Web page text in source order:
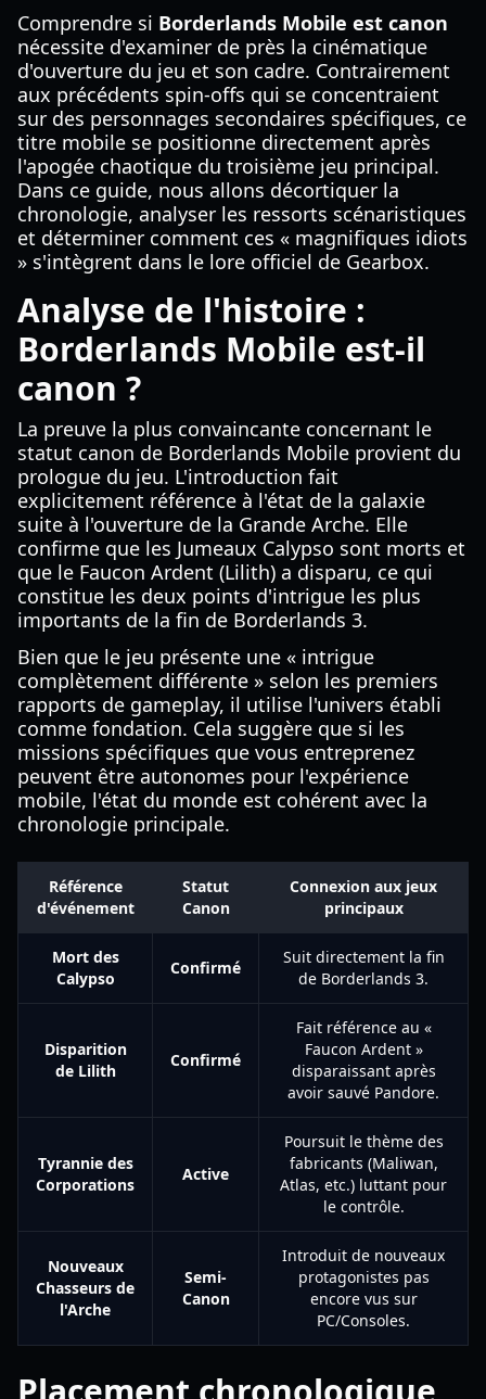
Comprendre si Borderlands Mobile est canon
nécessite d'examiner de près la cinématique
d'ouverture du jeu et son cadre. Contrairement
aux précédents spin-offs qui se concentraient
sur des personnages secondaires spécifiques, ce
titre mobile se positionne directement après
l'apogée chaotique du troisième jeu principal.
Dans ce guide, nous allons décortiquer la
chronologie, analyser les ressorts scénaristiques
et déterminer comment ces « magnifiques idiots
» s'intègrent dans le lore officiel de Gearbox.
Analyse de l'histoire :
Borderlands Mobile est-il
canon ?
La preuve la plus convaincante concernant le
statut canon de Borderlands Mobile provient du
prologue du jeu. L'introduction fait
explicitement référence à l'état de la galaxie
suite à l'ouverture de la Grande Arche. Elle
confirme que les Jumeaux Calypso sont morts et
que le Faucon Ardent (Lilith) a disparu, ce qui
constitue les deux points d'intrigue les plus
importants de la fin de Borderlands 3.
Bien que le jeu présente une « intrigue
complètement différente » selon les premiers
rapports de gameplay, il utilise l'univers établi
comme fondation. Cela suggère que si les
missions spécifiques que vous entreprenez
peuvent être autonomes pour l'expérience
mobile, l'état du monde est cohérent avec la
chronologie principale.
Référence
d'événement
Statut
Canon
Connexion aux jeux
principaux
Mort des
Calypso
Confirmé
Suit directement la fin
de Borderlands 3.
Disparition
de Lilith
Confirmé
Fait référence au «
Faucon Ardent »
disparaissant après
avoir sauvé Pandore.
Tyrannie des
Corporations
Active
Poursuit le thème des
fabricants (Maliwan,
Atlas, etc.) luttant pour
le contrôle.
Nouveaux
Chasseurs de
l'Arche
Semi-
Canon
Introduit de nouveaux
protagonistes pas
encore vus sur
PC/Consoles.